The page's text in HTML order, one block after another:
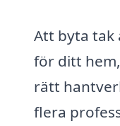
Att byta tak
för ditt
rätt
flera